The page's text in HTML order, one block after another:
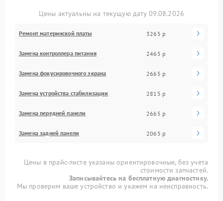
Цены актуальны на текущую дату 09.08.2026
Ремонт материнской платы 3265 р
Замена контроллера питания 2465 р
Замена фокусировочного экрана 2665 р
Замена устройства стабилизации 2815 р
Замена передней панели 2665 р
Замена задней панели 2065 р
Цены в прайс-листе указаны ориентировочные, без учета
стоимости запчастей.
Записывайтесь на бесплатную диагностику.
Мы проверим ваше устройство и укажем на неисправность.